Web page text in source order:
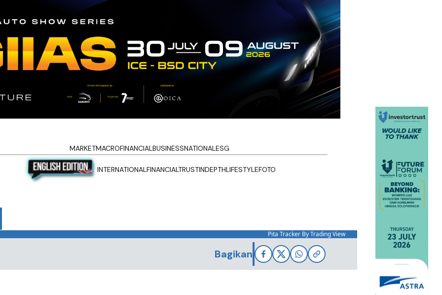
MARKETMACROFINANCIALBUSINESSNATIONALESG
INTERNATIONALFINANCIALTRUSTINDEPTHLIFESTYLEFOTO
Pita Tracker By Trading View
Bagikan